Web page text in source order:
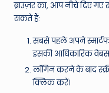
ब्राउज़र का, आप नीचे दिए
सकते हैं:
सबसे पहले अपने
इसकी आधिकारिक
लॉगिन करने के बाद
क्लिक करें।